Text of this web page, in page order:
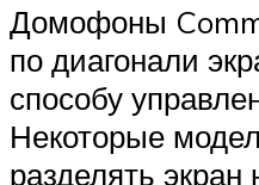
Домофоны
по диагонали
способу
Некоторые
разделять экран